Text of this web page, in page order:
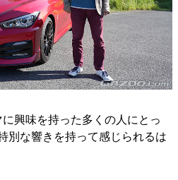
興味を持った多くの人にとっ
別な響きを持って感じられるは